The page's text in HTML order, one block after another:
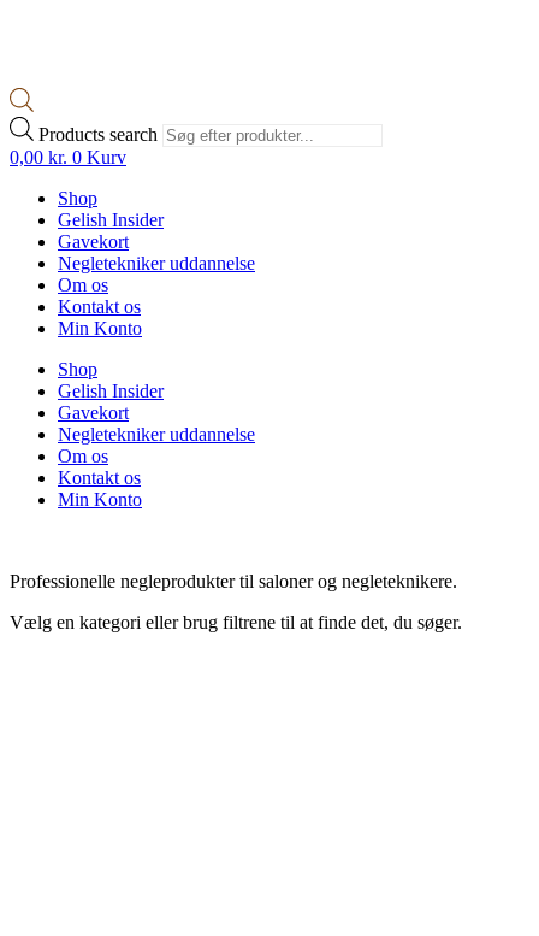
Products search
0,00 kr. 0 Kurv
Shop
Gelish Insider
Gavekort
Negletekniker uddannelse
Om os
Kontakt os
Min Konto
Shop
Gelish Insider
Gavekort
Negletekniker uddannelse
Om os
Kontakt os
Min Konto
Professionelle negleprodukter til saloner og negleteknikere.
Vælg en kategori eller brug filtrene til at finde det, du søger.